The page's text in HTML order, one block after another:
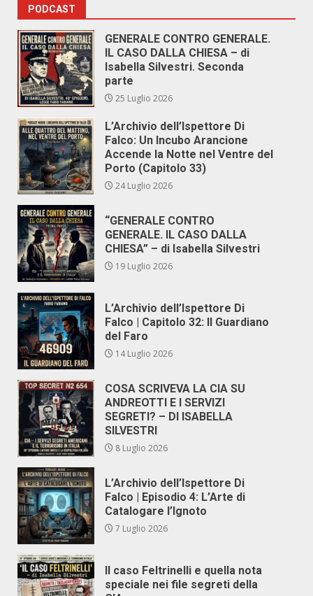
PODCAST
GENERALE CONTRO GENERALE.
IL CASO DALLA CHIESA – di
Isabella Silvestri. Seconda
parte
25 Luglio 2026
L’Archivio dell’Ispettore Di
Falco: Un Incubo Arancione
Accende la Notte nel Ventre del
Porto (Capitolo 33)
24 Luglio 2026
“GENERALE CONTRO
GENERALE. IL CASO DALLA
CHIESA” – di Isabella Silvestri
19 Luglio 2026
L’Archivio dell’Ispettore Di
Falco | Capitolo 32: Il Guardiano
del Faro
14 Luglio 2026
COSA SCRIVEVA LA CIA SU
ANDREOTTI E I SERVIZI
SEGRETI? – DI ISABELLA
SILVESTRI
8 Luglio 2026
L’Archivio dell’Ispettore Di
Falco | Episodio 4: L’Arte di
Catalogare l’Ignoto
7 Luglio 2026
Il caso Feltrinelli e quella nota
speciale nei file segreti della